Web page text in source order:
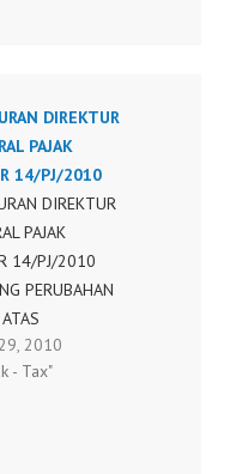
DIREKTUR
PAJAK
14/PJ/2010
DIREKTUR
PAJAK
14/PJ/2010
PERUBAHAN
DIREKTUR
PAJAK
2010
- Tax"